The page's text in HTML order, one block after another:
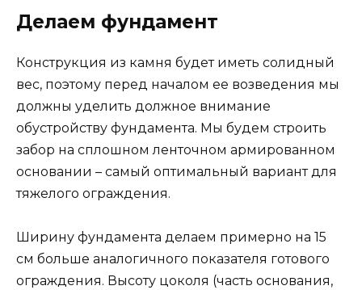
Делаем фундамент
Конструкция из камня будет иметь солидный
вес, поэтому перед началом ее возведения мы
должны уделить должное внимание
обустройству фундамента. Мы будем строить
забор на сплошном ленточном армированном
основании – самый оптимальный вариант для
тяжелого ограждения.
Ширину фундамента делаем примерно на 15
см больше аналогичного показателя готового
ограждения. Высоту цоколя (часть основания,